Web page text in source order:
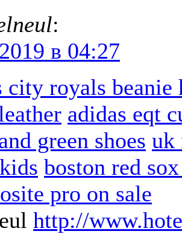
:
в 04:27
city royals beanie
adidas eqt
green shoes uk
boston red
pro on sale
http://